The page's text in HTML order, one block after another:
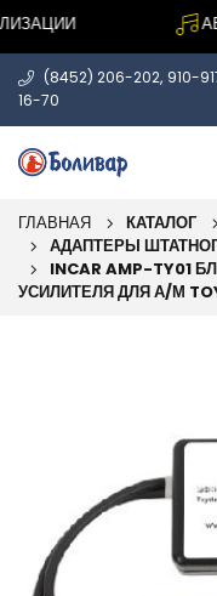
(8452) 206-202, 910-
16-70
ГЛАВНАЯ КАТАЛОГ
АДАПТЕРЫ
INCAR AMP-TY01
УСИЛИТЕЛЯ ДЛЯ А/М